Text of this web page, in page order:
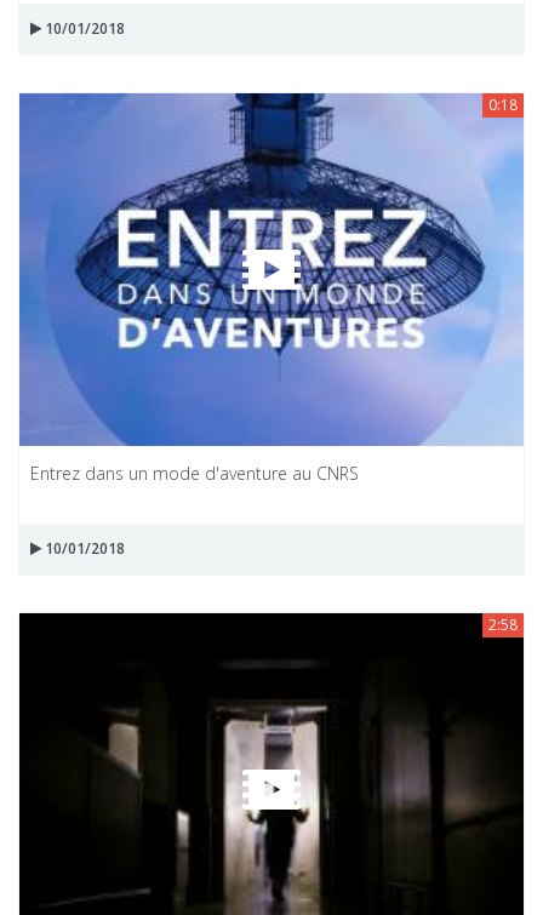
10/01/2018
0:18
Entrez dans un mode d'aventure au CNRS
10/01/2018
2:58